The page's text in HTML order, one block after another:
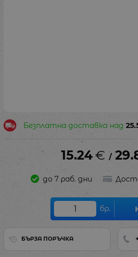
Безплатна доставка над
15.24€ /
до 7 раб. дни
бр.
БЪРЗА ПОРЪЧКА